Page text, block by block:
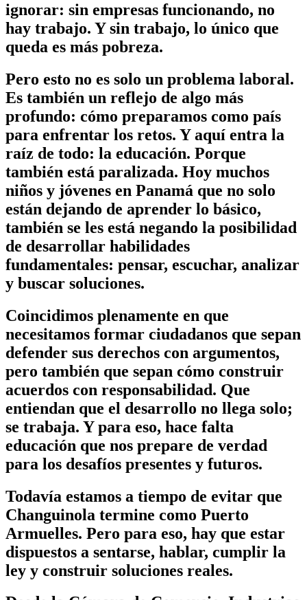
ignorar: sin empresas funcionando, no
hay trabajo. Y sin trabajo, lo único que
queda es más pobreza.
Pero esto no es solo un problema laboral.
Es también un reflejo de algo más
profundo: cómo preparamos como país
para enfrentar los retos. Y aquí entra la
raíz de todo: la educación. Porque
también está paralizada. Hoy muchos
niños y jóvenes en Panamá que no solo
están dejando de aprender lo básico,
también se les está negando la posibilidad
de desarrollar habilidades
fundamentales: pensar, escuchar, analizar
y buscar soluciones.
Coincidimos plenamente en que
necesitamos formar ciudadanos que sepan
defender sus derechos con argumentos,
pero también que sepan cómo construir
acuerdos con responsabilidad. Que
entiendan que el desarrollo no llega solo;
se trabaja. Y para eso, hace falta
educación que nos prepare de verdad
para los desafíos presentes y futuros.
Todavía estamos a tiempo de evitar que
Changuinola termine como Puerto
Armuelles. Pero para eso, hay que estar
dispuestos a sentarse, hablar, cumplir la
ley y construir soluciones reales.